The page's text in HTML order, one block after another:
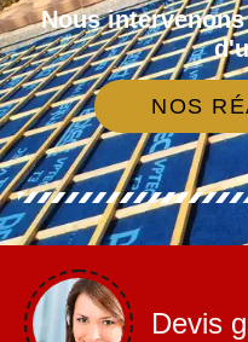
Nous
NOS
Devis